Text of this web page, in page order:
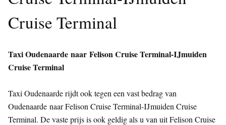
Cruise Terminal
Taxi Oudenaarde naar Felison Cruise Terminal-IJmuiden
Cruise Terminal
Taxi Oudenaarde rijdt ook tegen een vast bedrag van
Oudenaarde naar Felison Cruise Terminal-IJmuiden Cruise
Terminal. De vaste prijs is ook geldig als u van uit Felison Cruise